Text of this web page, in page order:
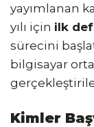
yayımlanan
yılı için ilk
sürecini
bilgisayar
Kimler